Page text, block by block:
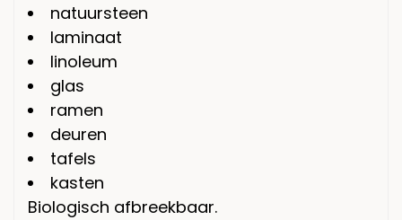
natuursteen
laminaat
linoleum
glas
ramen
deuren
tafels
kasten
Biologisch afbreekbaar.